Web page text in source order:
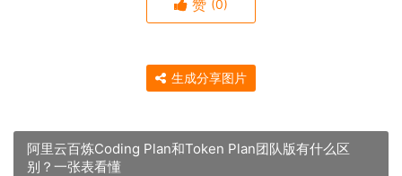
赞 (0)
生成分享图片
阿里云百炼Coding Plan和Token Plan团队版有什么区
别？一张表看懂